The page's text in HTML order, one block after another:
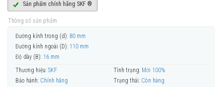
Sản phẩm chính hãng SKF ®
Thông số sản phẩm
Đường kính trong (d): 80 mm
Đường kính ngoài (D): 110 mm
Độ dày (B): 16 mm
Thương hiệu: SKF Tình trạng: Mới 100%
Bảo hành: Chính hãng Trạng thái: Còn hàng